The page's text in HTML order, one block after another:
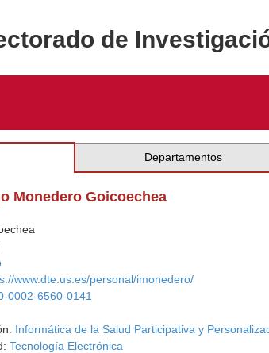
de
Departamentos
Monedero Goicoechea
www.dte.us.es/personal/imonedero/
0002-6560-0141
Informática de la Salud Participativa y
Tecnología Electrónica